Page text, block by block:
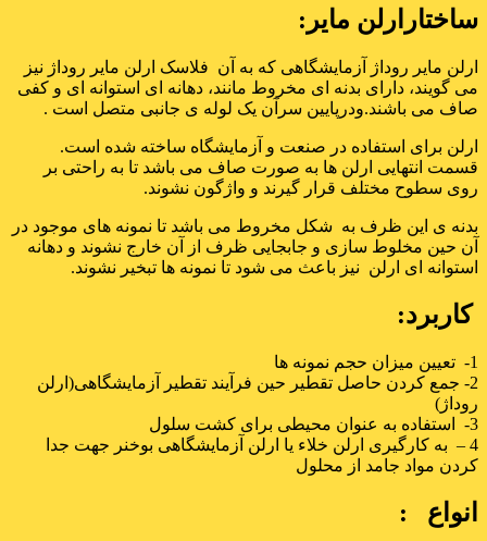
ساختارارلن مایر:
ارلن مایر روداژ آزمایشگاهی که به آن فلاسک ارلن مایر روداژ نیز
می گویند، دارای بدنه ای مخروط مانند، دهانه ای استوانه ای و کفی
صاف می باشند.ودرپایین سرآن یک لوله ی جانبی متصل است .
ارلن برای استفاده در صنعت و آزمایشگاه ساخته شده است.
قسمت انتهایی ارلن ها به صورت صاف می باشد تا به راحتی بر
روی سطوح مختلف قرار گیرند و واژگون نشوند.
بدنه ی این ظرف به شکل مخروط می باشد تا نمونه های موجود در
آن حین مخلوط سازی و جابجایی ظرف از آن خارج نشوند و دهانه
استوانه ای ارلن نیز باعث می شود تا نمونه ها تبخیر نشوند.
کاربرد:
1- تعیین میزان حجم نمونه ها
2- جمع کردن حاصل تقطیر حین فرآیند تقطیر آزمایشگاهی(ارلن
روداژ)
3- استفاده به عنوان محیطی برای کشت سلول
4 – به کارگیری ارلن خلاء یا ارلن آزمایشگاهی بوخنر جهت جدا
کردن مواد جامد از محلول
انواع :